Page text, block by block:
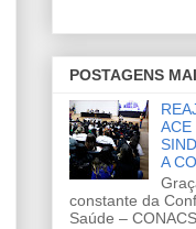
POSTAGENS
ACE
A
constante da
Saúde –